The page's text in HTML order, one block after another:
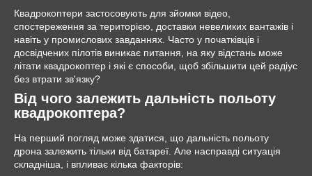
Квадрокоптери застосовують для зйомки відео,
спостереження за територією, доставки невеликих вантажів і
навіть у промислових завданнях. Часто у початківців і
досвідчених пілотів виникає питання, на яку відстань може
літати квадрокоптер і які є способи, щоб збільшити цей радіус
без втрати зв'язку?
Від чого залежить дальність польоту
квадрокоптера?
На перший погляд може здатися, що дальність польоту
дрона залежить тільки від батареї. Але насправді ситуація
складніша, і впливає кілька факторів: